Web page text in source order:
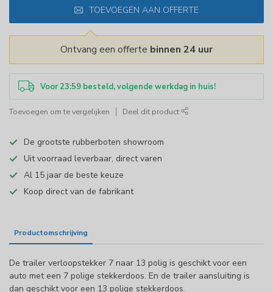
TOEVOEGEN AAN OFFERTE
Ontvang een offerte binnen 24 uur
Voor 23:59 besteld, volgende werkdag in huis!
Toevoegen om te vergelijken Deel dit product
De grootste rubberboten showroom
Uit voorraad leverbaar, direct varen
Al 15 jaar de beste keuze
Koop direct van de fabrikant
Productomschrijving
De trailer verloopstekker 7 naar 13 polig is geschikt voor een
auto met een 7 polige stekkerdoos. En de trailer aansluiting is
dan geschikt voor een 13 polige stekkerdoos.